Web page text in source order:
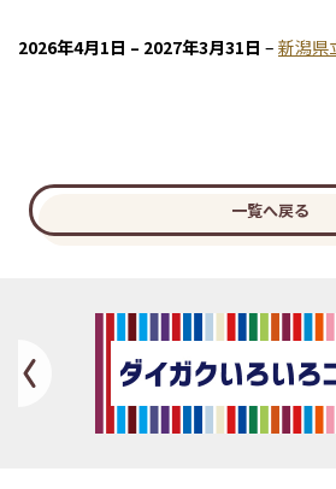
2026年4月1日 – 2027年3月31日 – 新潟県
一覧へ戻る
Previous